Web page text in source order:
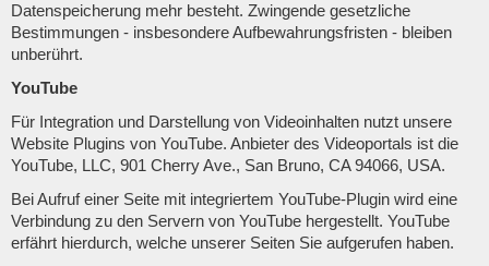
Datenspeicherung mehr besteht. Zwingende gesetzliche
Bestimmungen - insbesondere Aufbewahrungsfristen - bleiben
unberührt.
YouTube
Für Integration und Darstellung von Videoinhalten nutzt unsere
Website Plugins von YouTube. Anbieter des Videoportals ist die
YouTube, LLC, 901 Cherry Ave., San Bruno, CA 94066, USA.
Bei Aufruf einer Seite mit integriertem YouTube-Plugin wird eine
Verbindung zu den Servern von YouTube hergestellt. YouTube
erfährt hierdurch, welche unserer Seiten Sie aufgerufen haben.